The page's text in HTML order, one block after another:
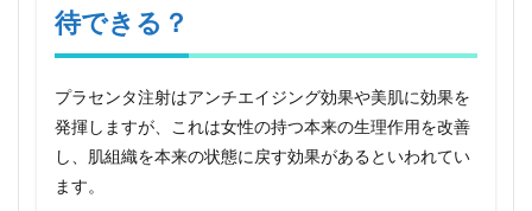
セン
タ注
射で
健康
的に
5
プラ
セン
待できる？
プラセンタ注射はアンチエイジング効果や美肌に効果を
発揮しますが、これは女性の持つ本来の生理作用を改善
し、肌組織を本来の状態に戻す効果があるといわれてい
ます。